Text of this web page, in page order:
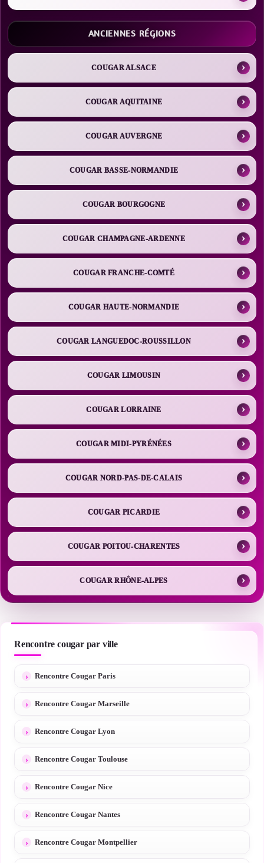
ANCIENNES RÉGIONS
COUGAR ALSACE
COUGAR AQUITAINE
COUGAR AUVERGNE
COUGAR BASSE-NORMANDIE
COUGAR BOURGOGNE
COUGAR CHAMPAGNE-ARDENNE
COUGAR FRANCHE-COMTÉ
COUGAR HAUTE-NORMANDIE
COUGAR LANGUEDOC-ROUSSILLON
COUGAR LIMOUSIN
COUGAR LORRAINE
COUGAR MIDI-PYRÉNÉES
COUGAR NORD-PAS-DE-CALAIS
COUGAR PICARDIE
COUGAR POITOU-CHARENTES
COUGAR RHÔNE-ALPES
Rencontre cougar par ville
Rencontre Cougar Paris
Rencontre Cougar Marseille
Rencontre Cougar Lyon
Rencontre Cougar Toulouse
Rencontre Cougar Nice
Rencontre Cougar Nantes
Rencontre Cougar Montpellier